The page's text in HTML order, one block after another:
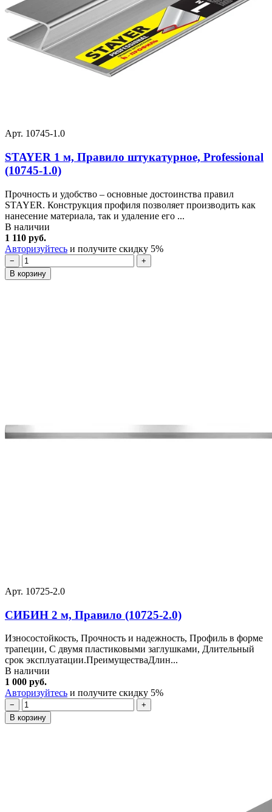
Арт. 10745-1.0
STAYER 1 м, Правило штукатурное, Professional
(10745-1.0)
Прочность и удобство – основные достоинства правил
STAYER. Конструкция профиля позволяет производить как
нанесение материала, так и удаление его ...
В наличии
1 110 руб.
Авторизуйтесь и получите скидку 5%
−
+
В корзину
Арт. 10725-2.0
СИБИН 2 м, Правило (10725-2.0)
Износостойкость, Прочность и надежность, Профиль в форме
трапеции, С двумя пластиковыми заглушками, Длительный
срок эксплуатации.ПреимуществаДлин...
В наличии
1 000 руб.
Авторизуйтесь и получите скидку 5%
−
+
В корзину